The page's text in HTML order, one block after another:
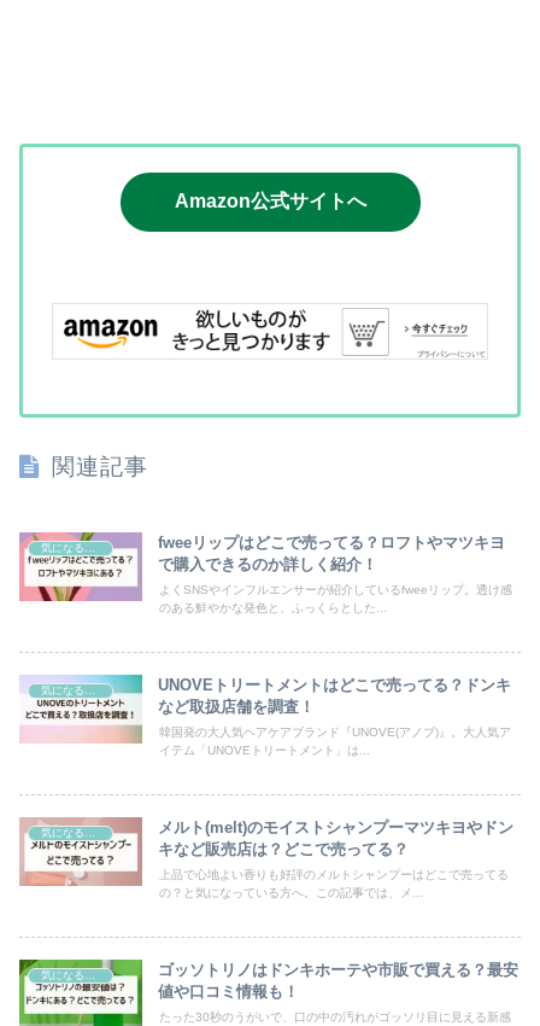
Amazon公式サイトへ
関連記事
気になるモノ
fweeリップはどこで売ってる？ロフトやマツキヨ
で購入できるのか詳しく紹介！
よくSNSやインフルエンサーが紹介しているfweeリップ。透け感
のある鮮やかな発色と、ふっくらとした...
気になるモノ
UNOVEトリートメントはどこで売ってる？ドンキ
など取扱店舗を調査！
韓国発の大人気ヘアケアブランド『UNOVE(アノブ)』。大人気ア
イテム「UNOVEトリートメント」は...
気になるモノ
メルト(melt)のモイストシャンプーマツキヨやドン
キなど販売店は？どこで売ってる？
上品で心地よい香りも好評のメルトシャンプーはどこで売ってる
の？と気になっている方へ。この記事では、メ...
ゴッソトリノはドンキホーテや市販で買える？最安
値や口コミ情報も！
たった30秒のうがいで、口の中の汚れがゴッソリ目に見える新感